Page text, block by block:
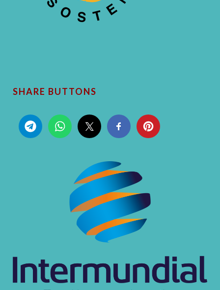
SHARE BUTTONS